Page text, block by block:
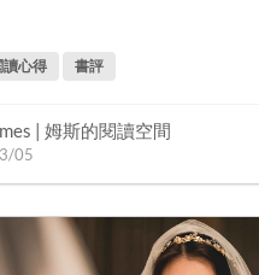
讀心得 書評
| 姆斯的閱讀空間
05